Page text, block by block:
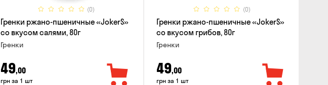
(0)
Гренки ржано-пшеничные «JokerS»
со вкусом салями, 80г
Гренки
49,00
грн за 1 шт
(0)
Гренки ржано-пшеничные «JokerS»
со вкусом грибов, 80г
Гренки
49,00
грн за 1 шт